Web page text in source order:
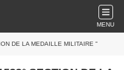
MENU
DE LA MEDAILLE MILITAIRE "